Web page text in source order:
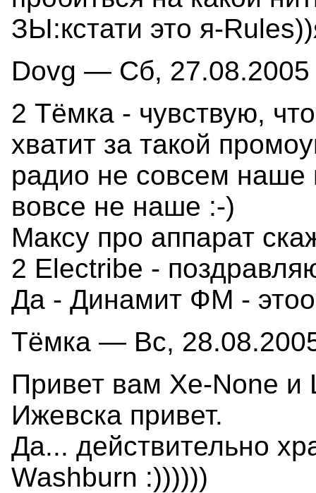
ЗЫ:кстати это я-
Dovg — Сб, 27.08.2005
2 Тёмка - чувствую,
хватит за такой
радио не совсем
вовсе не наше :-)
Максу про аппарат
2 Electribe -
Да - Динамит ФМ -
Тёмка — Вс,
Привет вам Xe-None и
Ижевска привет.
Да... действительно
Washburn :))))))